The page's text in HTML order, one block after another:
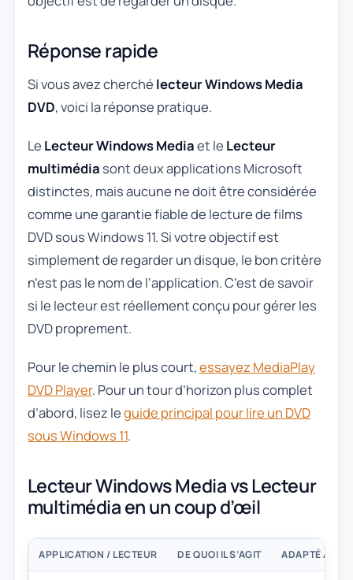
Réponse rapide
Si vous avez cherché lecteur Windows Media
DVD, voici la réponse pratique.
Le Lecteur Windows Mediaet le Lecteur
multimédia sont deux applications Microsoft
distinctes, mais aucune ne doit être considérée
comme une garantie fiable de lecture de films
DVD sous Windows 11. Si votre objectif est
simplement de regarder un disque, le bon critère
n’est pas le nom de l’application. C’est de savoir
si le lecteur est réellement conçu pour gérer les
DVD proprement.
Pour le chemin le plus court,essayez MediaPlay
DVD Player. Pour un tour d’horizon plus complet
d’abord, lisez leguide principal pour lire un DVD
sous Windows 11.
Lecteur Windows Media vs Lecteur
multimédia en un coup d’œil
APPLICATION / LECTEUR DE QUOI IL S’AGIT ADAPTÉ À LA